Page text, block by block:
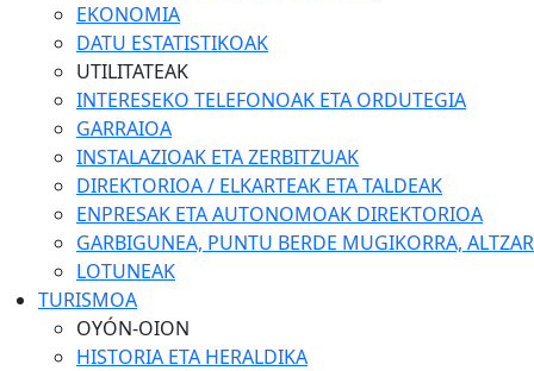
EKONOMIA
DATU ESTATISTIKOAK
UTILITATEAK
INTERESEKO TELEFONOAK ETA ORDUTEGIA
GARRAIOA
INSTALAZIOAK ETA ZERBITZUAK
DIREKTORIOA / ELKARTEAK ETA TALDEAK
ENPRESAK ETA AUTONOMOAK DIREKTORIOA
GARBIGUNEA, PUNTU BERDE MUGIKORRA,
LOTUNEAK
TURISMOA
OYÓN-OION
HISTORIA ETA HERALDIKA